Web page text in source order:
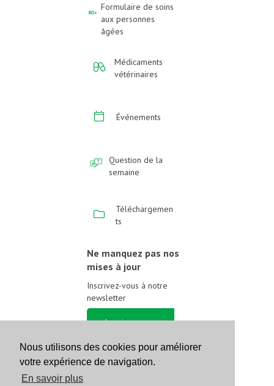
Nous utilisons des cookies pour améliorer
votre expérience de navigation.
En savoir plus
Formulaire de soins
aux personnes
âgées
Médicaments
vétérinaires
Événements
Question de la
semaine
Téléchargemen
ts
Ne manquez pas nos
mises à jour
Inscrivez-vous à notre
newsletter
Inscrivez-vous
Suivez-nous sur les
réseaux sociaux